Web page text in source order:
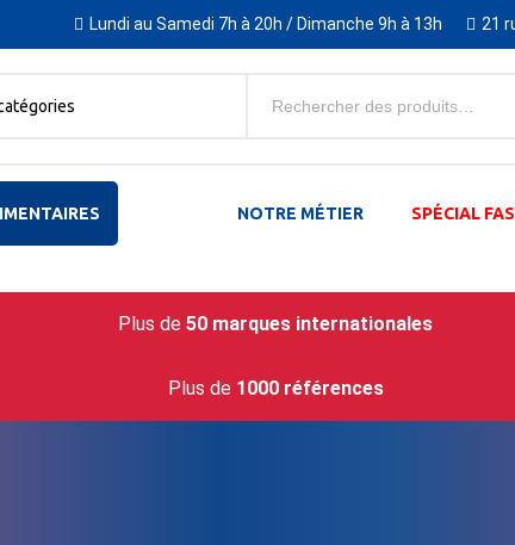
Lundi au Samedi 7h à 20h / Dimanche 9h à 13h 21
SPÉCIAL
NOTRE MÉTIER
Plus de 50 marques internationales
Plus de 1000 références